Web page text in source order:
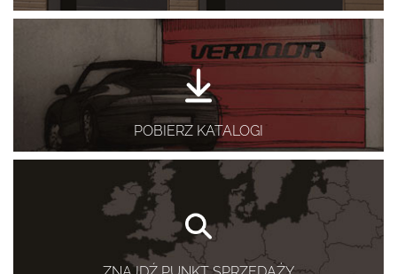
POBIERZ KATALOGI